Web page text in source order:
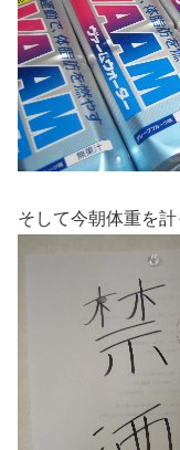
そして今朝体重を